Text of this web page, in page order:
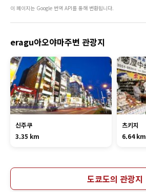
이 페이지는 Google 번역 API를 통해 변환됩니다.
eragu아오야마주변 관광지
신주쿠
3.35 km
츠키지
6.64 km
도쿄도의 관광지